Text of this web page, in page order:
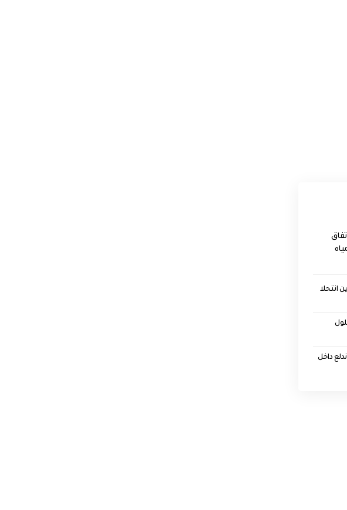
مدانين انتحلا
العام الدراسي الجديد: 1 أيلول
حريق اندلع داخل